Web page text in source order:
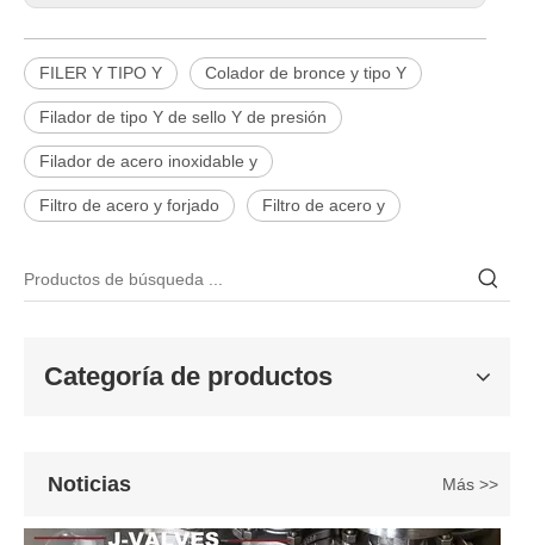
FILER Y TIPO Y Colador de bronce y tipo Y
Filador de tipo Y de sello Y de presión
Filador de acero inoxidable y
Filtro de acero y forjado Filtro de acero y
Categoría de productos
Noticias Más >>
2026-06-25
Válvula de compuerta de bronce, níquel y aluminio C95800: diseño técnico, rendimiento y aplicaciones industriales